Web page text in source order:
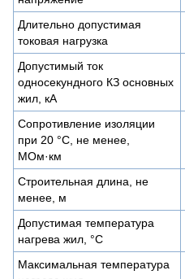
Длительно допустимая
токовая нагрузка
Допустимый ток
односекундного КЗ основных
жил, кА
Сопротивление изоляции
при 20 °С, не менее,
МОм·км
Строительная длина, не
менее, м
Допустимая температура
нагрева жил, °C
Максимальная температура